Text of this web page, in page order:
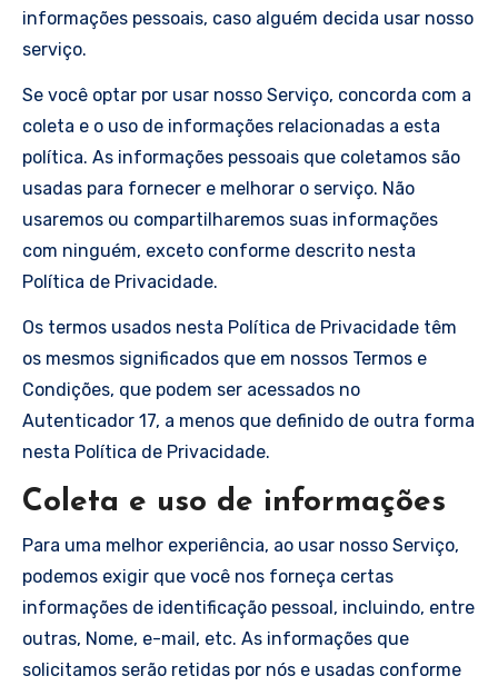
informações pessoais, caso alguém decida usar nosso
serviço.
Se você optar por usar nosso Serviço, concorda com a
coleta e o uso de informações relacionadas a esta
política. As informações pessoais que coletamos são
usadas para fornecer e melhorar o serviço. Não
usaremos ou compartilharemos suas informações
com ninguém, exceto conforme descrito nesta
Política de Privacidade.
Os termos usados nesta Política de Privacidade têm
os mesmos significados que em nossos Termos e
Condições, que podem ser acessados no
Autenticador 17, a menos que definido de outra forma
nesta Política de Privacidade.
Coleta e uso de informações
Para uma melhor experiência, ao usar nosso Serviço,
podemos exigir que você nos forneça certas
informações de identificação pessoal, incluindo, entre
outras, Nome, e-mail, etc. As informações que
solicitamos serão retidas por nós e usadas conforme